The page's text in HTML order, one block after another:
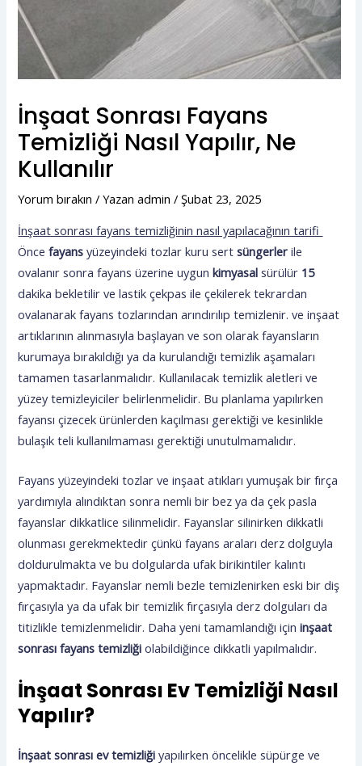
İnşaat Sonrası Fayans
Temizliği Nasıl Yapılır, Ne
Kullanılır
Yorum bırakın / Yazan admin/Şubat 23, 2025
İnşaat sonrası fayans temizliğinin nasıl yapılacağının tarifi
Öncefayans yüzeyindeki tozlar kuru sertsüngerler ile
ovalanır sonra fayans üzerine uygunkimyasal sürülür 15
dakika bekletilir ve lastik çekpas ile çekilerek tekrardan
ovalanarak fayans tozlarından arındırılıp temizlenir. ve inşaat
artıklarının alınmasıyla başlayan ve son olarak fayansların
kurumaya bırakıldığı ya da kurulandığı temizlik aşamaları
tamamen tasarlanmalıdır. Kullanılacak temizlik aletleri ve
yüzey temizleyiciler belirlenmelidir. Bu planlama yapılırken
fayansı çizecek ürünlerden kaçılması gerektiği ve kesinlikle
bulaşık teli kullanılmaması gerektiği unutulmamalıdır.
Fayans yüzeyindeki tozlar ve inşaat atıkları yumuşak bir fırça
yardımıyla alındıktan sonra nemli bir bez ya da çek pasla
fayanslar dikkatlice silinmelidir. Fayanslar silinirken dikkatli
olunması gerekmektedir çünkü fayans araları derz dolguyla
doldurulmakta ve bu dolgularda ufak birikintiler kalıntı
yapmaktadır. Fayanslar nemli bezle temizlenirken eski bir diş
fırçasıyla ya da ufak bir temizlik fırçasıyla derz dolguları da
titizlikle temizlenmelidir. Daha yeni tamamlandığı içininşaat
sonrası fayans temizliği olabildiğince dikkatli yapılmalıdır.
İnşaat Sonrası Ev Temizliği Nasıl
Yapılır?
İnşaat sonrası ev temizliği yapılırken öncelikle süpürge ve